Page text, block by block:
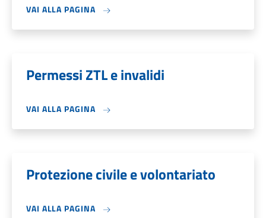
VAI ALLA PAGINA
Permessi ZTL e invalidi
VAI ALLA PAGINA
Protezione civile e volontariato
VAI ALLA PAGINA